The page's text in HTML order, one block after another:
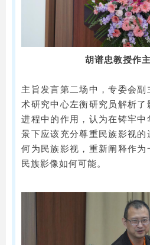
胡谱忠教授作
主旨发言第二场中，专委会
术研究中心左衡研究员解析
进程中的作用，认为在铸牢
景下应该充分尊重民族影视
何为民族影视，重新阐释作为
民族影像如何可能。